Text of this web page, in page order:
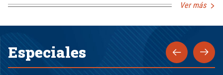
Ver más
Especiales